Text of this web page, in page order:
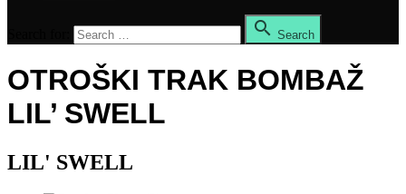
 Search
OTROŠKI TRAK BOMBAŽ
LIL’ SWELL
LIL' SWELL